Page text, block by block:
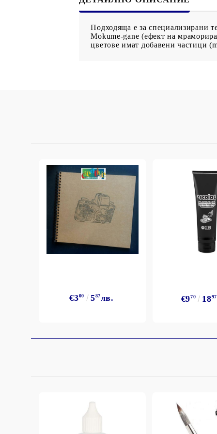
StazON Series - Пигментно мастило
VERSAFINE & ARCHIVAL INK -
Super fine pigment & permanent ink
Подходяща е за специализирани
Mokume-gane (ефект на
цветове имат добавени частици
€300 587лв. €970 1897